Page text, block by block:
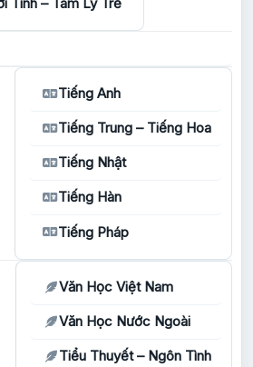
Tiếng Anh
Tiếng Trung – Tiếng Hoa
Tiếng Nhật
Tiếng Hàn
Tiếng Pháp
Văn Học Việt Nam
Văn Học Nước Ngoài
Tiểu Thuyết – Ngôn Tình